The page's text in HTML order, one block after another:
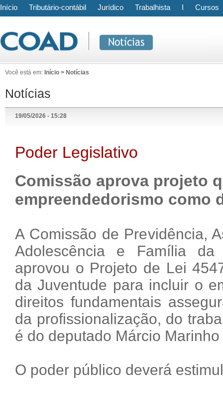
Início Tributário-contábil Jurídico Trabalhista I Cursos
Você está em: Início > Notícias
Notícias
19/05/2026 - 15:28
Poder Legislativo
Comissão aprova projeto
empreendedorismo como
A Comissão de Previdência,
Adolescência e Família da
aprovou o Projeto de Lei
da Juventude para incluir o
direitos fundamentais
da profissionalização, do
é do deputado Márcio
O poder público deverá